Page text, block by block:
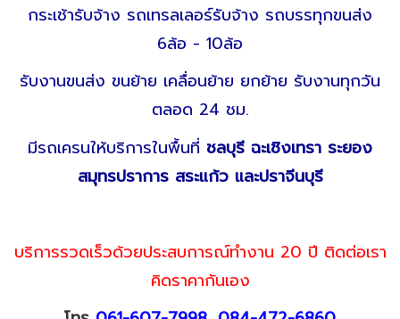
กระเช้ารับจ้าง รถเทรลเลอร์รับจ้าง รถบรรทุกขนส่ง
6ล้อ - 10ล้อ
รับงานขนส่ง ขนย้าย เคลื่อนย้าย ยกย้าย รับงานทุกวัน
ตลอด 24 ชม.
มีรถเครนให้บริการในพื้นที่ ชลบุรี ฉะเชิงเทรา ระยอง
สมุทรปราการ สระแก้ว และปราจีนบุรี
บริการรวดเร็วด้วยประสบการณ์ทำงาน 20 ปี ติดต่อเรา
คิดราคากันเอง